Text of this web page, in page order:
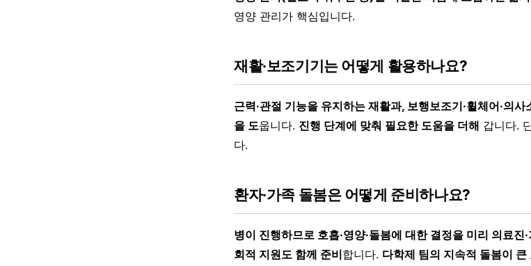
영양 관리가 핵심입니다.
재활·보조기기는 어떻게 활용하나요?
근력·관절 기능을 유지하는 재활과, 보행보조기·휠체어·의
을 도웁니다. 진행 단계에 맞춰 필요한 도움을 더해 갑니다.
다.
환자·가족 돌봄은 어떻게 준비하나요?
병이 진행하므로 호흡·영양·돌봄에 대한 결정을 미리 의료
회적 지원도 함께 준비합니다. 다학제 팀의 지속적 돌봄이 큰